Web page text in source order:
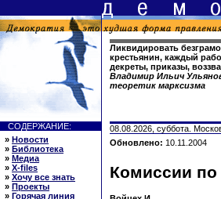
Ликвидировать
крестьянин, каждый
декреты, приказы,
Владимир Ильич
теоретик марксизма
СОДЕРЖАНИЕ:
» Новости
» Библиотека
» Медиа
» X-files
» Хочу все знать
» Проекты
» Горячая линия
08.08.2026, суббота.
Обновлено: 10.11.2004
Комиссии